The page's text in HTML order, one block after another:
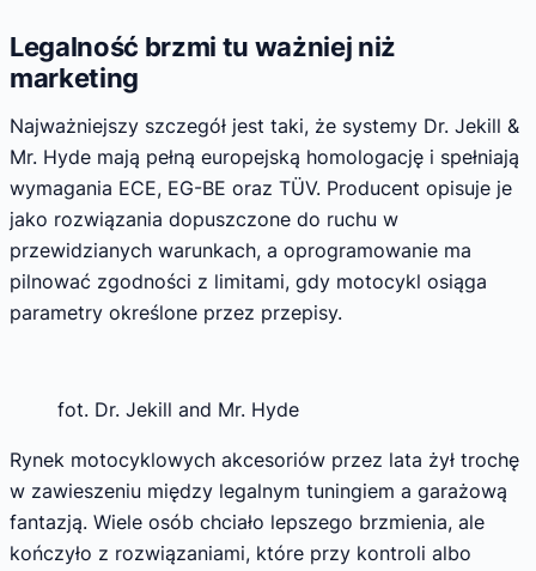
Legalność brzmi tu ważniej niż
marketing
Najważniejszy szczegół jest taki, że systemy Dr. Jekill &
Mr. Hyde mają pełną europejską homologację i spełniają
wymagania ECE, EG-BE oraz TÜV. Producent opisuje je
jako rozwiązania dopuszczone do ruchu w
przewidzianych warunkach, a oprogramowanie ma
pilnować zgodności z limitami, gdy motocykl osiąga
parametry określone przez przepisy.
fot. Dr. Jekill and Mr. Hyde
Rynek motocyklowych akcesoriów przez lata żył trochę
w zawieszeniu między legalnym tuningiem a garażową
fantazją. Wiele osób chciało lepszego brzmienia, ale
kończyło z rozwiązaniami, które przy kontroli albo